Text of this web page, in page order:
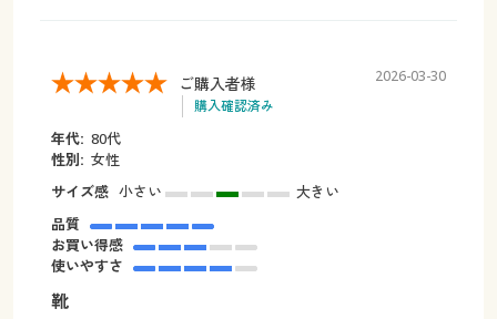
ご購入者様
購入確認済み
2026-03-30
年代: 80代
性別: 女性
サイズ感 小さい
大きい
品質
お買い得感
使いやすさ
靴